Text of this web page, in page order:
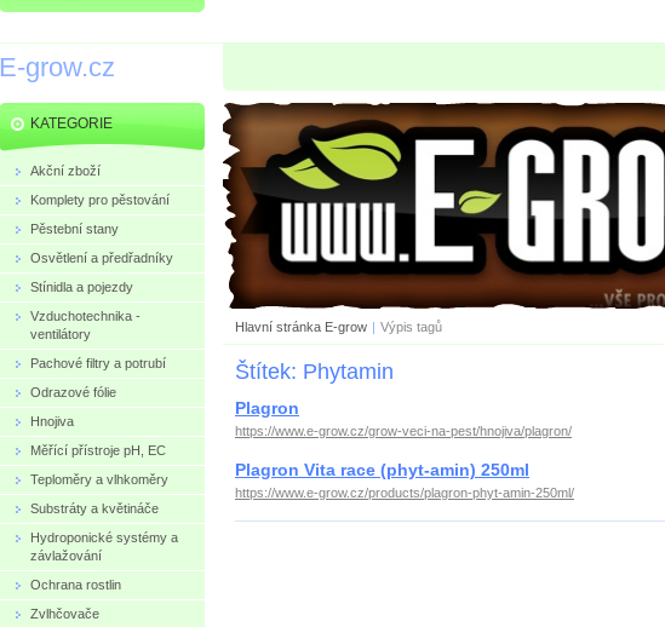
E-grow.cz
Hlavní stránka E-grow | Výpis tagů
Štítek: Phytamin
Plagron
https://www.e-grow.cz/grow-veci-na-pest/hnojiva/plagron/
Plagron Vita race (phyt-amin) 250ml
https://www.e-grow.cz/products/plagron-phyt-amin-250ml/
KATEGORIE
Akční zboží
Komplety pro pěstování
Pěstební stany
Osvětlení a předřadníky
Stínidla a pojezdy
Vzduchotechnika -
ventilátory
Pachové filtry a potrubí
Odrazové fólie
Hnojiva
Měřící přístroje pH, EC
Teploměry a vlhkoměry
Substráty a květináče
Hydroponické systémy a
závlažování
Ochrana rostlin
Zvlhčovače